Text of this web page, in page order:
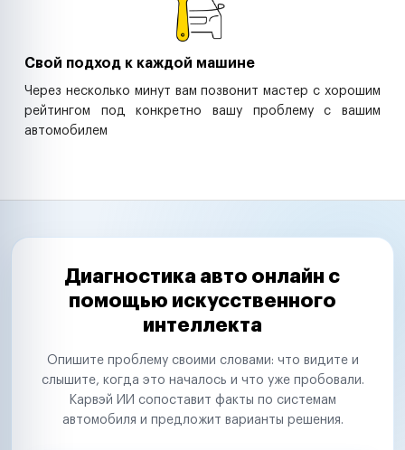
Свой подход к каждой машине
Через несколько минут вам позвонит мастер с хорошим
рейтингом под конкретно вашу проблему с вашим
автомобилем
Диагностика авто онлайн с
помощью искусственного
интеллекта
Опишите проблему своими словами: что видите и
слышите, когда это началось и что уже пробовали.
Карвэй ИИ сопоставит факты по системам
автомобиля и предложит варианты решения.